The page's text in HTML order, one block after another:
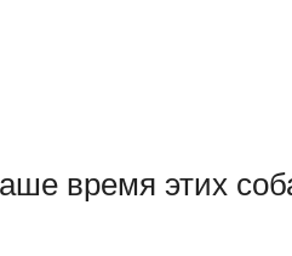
время этих